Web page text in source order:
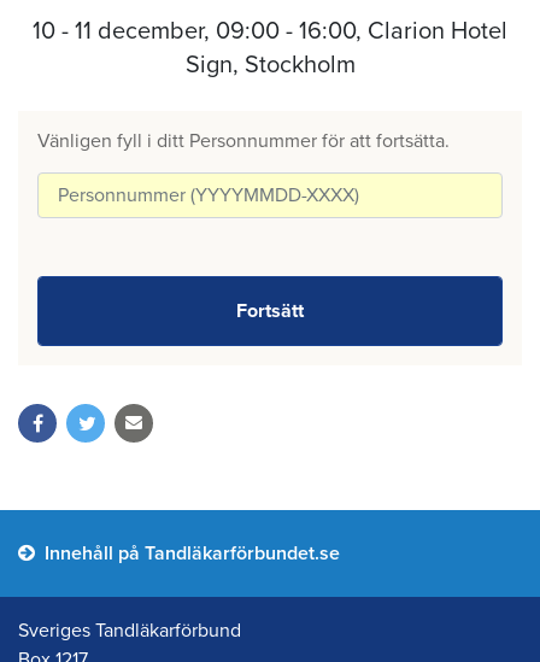
10 - 11 december, 09:00 - 16:00, Clarion Hotel
Sign, Stockholm
Vänligen fyll i ditt Personnummer för att fortsätta.
Innehåll på Tandläkarförbundet.se
Sveriges Tandläkarförbund